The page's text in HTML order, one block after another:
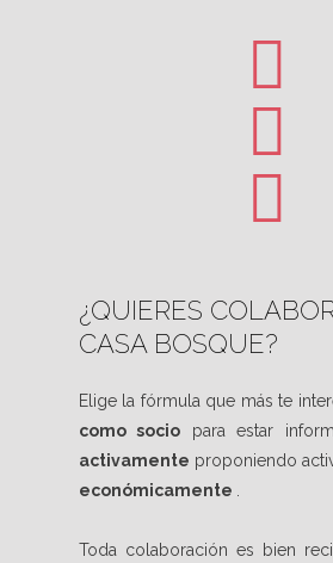
¿QUIERES
CASA BOSQUE?
Elige la fórmula que más te
como socio para estar
activamente proponiendo
económicamente
Toda colaboración es bien